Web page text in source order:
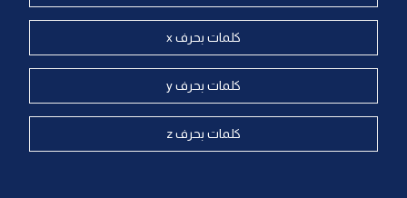
كلمات بحرف x
كلمات بحرف y
كلمات بحرف z